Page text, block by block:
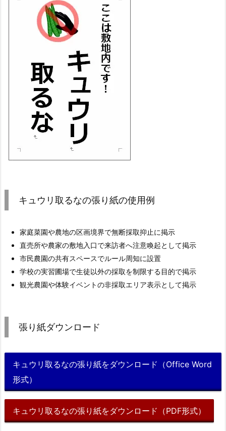
キュウリ取るなの張り紙の使用例
家庭菜園や農地の区画境界で無断採取抑止に掲示
直売所や農家の敷地入口で来訪者へ注意喚起として掲示
市民農園の共有スペースでルール周知に設置
学校の実習圃場で生徒以外の採取を制限する目的で掲示
観光農園や体験イベントの非採取エリア表示として掲示
張り紙ダウンロード
キュウリ取るなの張り紙をダウンロード（Office Word
形式）
キュウリ取るなの張り紙をダウンロード（PDF形式）